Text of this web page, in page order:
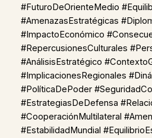
#FuturoDeOrienteMedio
#AmenazasEstratégicas
#ImpactoEconómico
#RepercusionesCulturales
#AnálisisEstratégico
#ImplicacionesRegionales
#PolíticaDePoder
#EstrategiasDeDefensa
#CooperaciónMultilateral
#EstabilidadMundial